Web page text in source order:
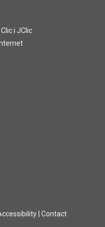
i JClic
Contact